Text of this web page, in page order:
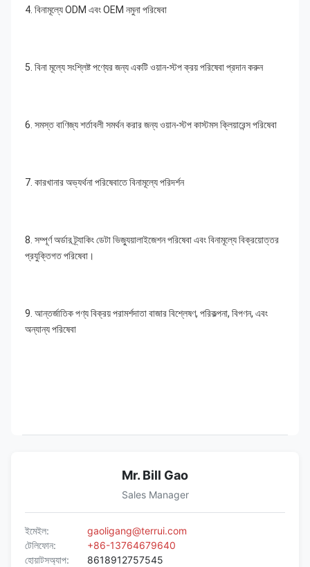
4. বিনামূল্যে ODM এবং OEM নমুনা পরিষেবা
5. বিনা মূল্যে সংশ্লিষ্ট পণ্যের জন্য একটি ওয়ান-স্টপ ক্রয় পরিষেবা প্রদান করুন
6. সমস্ত বাণিজ্য শর্তাবলী সমর্থন করার জন্য ওয়ান-স্টপ কাস্টমস ক্লিয়ারেন্স পরিষেবা
7. কারখানার অভ্যর্থনা পরিষেবাতে বিনামূল্যে পরিদর্শন
8. সম্পূর্ণ অর্ডার ট্র্যাকিং ডেটা ভিজ্যুয়ালাইজেশন পরিষেবা এবং বিনামূল্যে বিক্রয়োত্তর
প্রযুক্তিগত পরিষেবা।
9. আন্তর্জাতিক পণ্য বিক্রয় পরামর্শদাতা বাজার বিশ্লেষণ, পরিকল্পনা, বিপণন, এবং
অন্যান্য পরিষেবা
Mr. Bill Gao
Sales Manager
ইমেইল:
gaoligang@terrui.com
টেলিফোন:
+86-13764679640
হোয়াটসঅ্যাপ:
8618912757545